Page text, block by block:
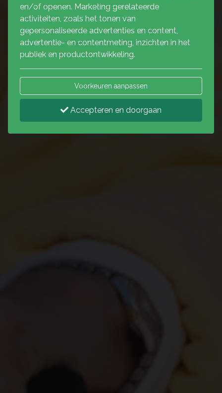
en/of openen. Marketing gerelateerde
activiteiten, zoals het tonen van
gepersonaliseerde advertenties en content,
advertentie- en contentmeting, inzichten in het
publiek en productontwikkeling.
Voorkeuren aanpassen
Accepteren en doorgaan